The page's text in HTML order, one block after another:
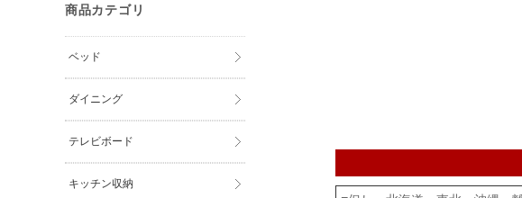
商品カテゴリ
ベッド
ダイニング
テレビボード
キッチン収納